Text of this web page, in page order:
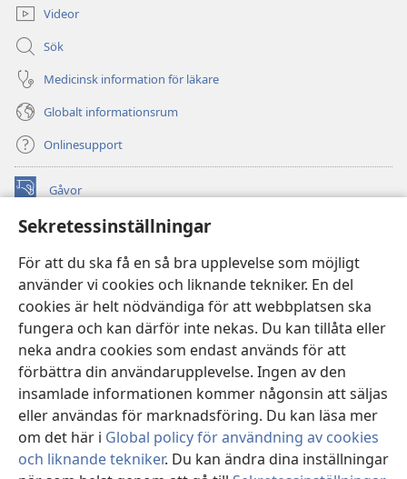
Sekretessinställningar
För att du ska få en så bra upplevelse som möjligt
använder vi cookies och liknande tekniker. En del
cookies är helt nödvändiga för att webbplatsen ska
fungera och kan därför inte nekas. Du kan tillåta eller
neka andra cookies som endast används för att
förbättra din användarupplevelse. Ingen av den
insamlade informationen kommer någonsin att säljas
eller användas för marknadsföring. Du kan läsa mer
om det här i Global policy för användning av cookies
och liknande tekniker. Du kan ändra dina inställningar
Videor
Sök
Medicinsk information för läkare
Globalt informationsrum
Onlinesupport
Gåvor
(öppnar
fönster) Watchtower ONLINE LIBRARY™
nytt
fönster)JW Hub ®
(öppnar
nytt
fönster)JW Library
Watchtower Library
Copyright© 2026 Watch Tower Bible and Tract Society of Pennsylvania.
ANVÄNDARVILLKOR
| SEKRETESSPOLICY |